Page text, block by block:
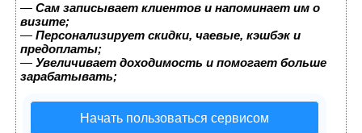
— Сам записывает клиентов и напоминает им о
визите;
— Персонализирует скидки, чаевые, кэшбэк и
предоплаты;
— Увеличивает доходимость и помогает больше
зарабатывать;
Начать пользоваться сервисом